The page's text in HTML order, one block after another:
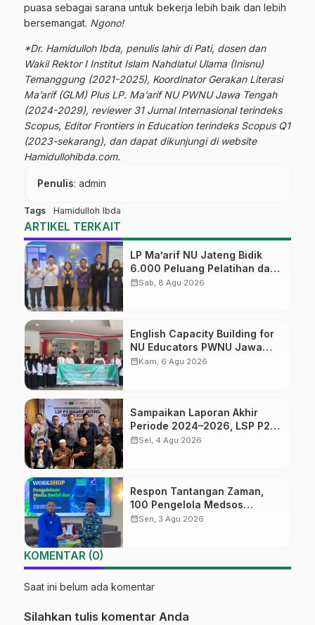
puasa sebagai sarana untuk bekerja lebih baik dan lebih
bersemangat. Ngono!
*Dr. Hamidulloh Ibda, penulis lahir di Pati, dosen dan
Wakil Rektor I Institut Islam Nahdlatul Ulama (Inisnu)
Temanggung (2021-2025), Koordinator Gerakan Literasi
Ma’arif (GLM) Plus LP. Ma’arif NU PWNU Jawa Tengah
(2024-2029), reviewer 31 Jurnal Internasional terindeks
Scopus, Editor Frontiers in Education terindeks Scopus Q1
(2023-sekarang), dan dapat dikunjungi di website
Hamidullohibda.com.
Penulis: admin
Tags Hamidulloh Ibda
ARTIKEL TERKAIT
LP Ma’arif NU Jateng Bidik
6.000 Peluang Pelatihan dan
Sertifikasi bagi Lulusan SMK
calendar_monthSab, 8 Agu 2026
English Capacity Building for
NU Educators PWNU Jawa
Tengah Batch#4; Membuka
calendar_monthKam, 6 Agu 2026
Sampaikan Laporan Akhir
Periode 2024–2026, LSP P2
Ma’arif NU Jateng Mantapkan
calendar_monthSel, 4 Agu 2026
Respon Tantangan Zaman,
100 Pengelola Medsos
Sekolah Ma’arif Pekalongan
calendar_monthSen, 3 Agu 2026
KOMENTAR (0)
Saat ini belum ada komentar
Silahkan tulis komentar Anda